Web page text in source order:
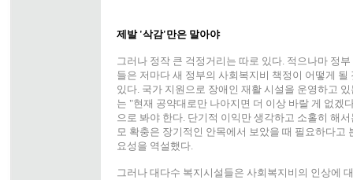
제발 '삭감'만은 말아야
그러나 정작 큰 걱정거리는 따로 있다. 적으나마 정
들은 저마다 새 정부의 사회복지비 책정이 어떻게
있다. 국가 지원으로 장애인 재활 시설을 운영하고
는 "현재 공약대로만 나아지면 더 이상 바랄 게 없겠
으로 봐야 한다. 단기적 이익만 생각하고 소홀히 해
모 확충은 장기적인 안목에서 보았을 때 필요하다고
요성을 역설했다.
그러나 대다수 복지시설들은 사회복지비의 인상에